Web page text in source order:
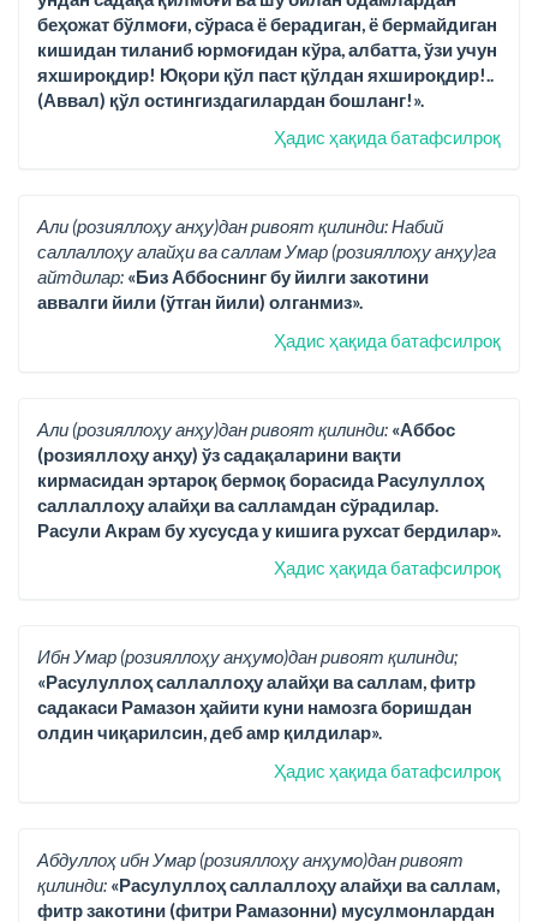
беҳожат бўлмоғи, сўраса ё берадиган, ё бермайдиган
кишидан тиланиб юрмоғидан кўра, албатта, ўзи учун
яхшироқдир! Юқори қўл паст қўлдан яхшироқдир!..
(Аввал) қўл остингиздагилардан бошланг!».
Ҳадис ҳақида батафсилроқ
Али (розияллоҳу анҳу)дан ривоят қилинди: Набий
саллаллоҳу алайҳи ва саллам Умар (розияллоҳу анҳу)га
айтдилар: «Биз Аббоснинг бу йилги закотини
аввалги йили (ўтган йили) олганмиз».
Ҳадис ҳақида батафсилроқ
Али (розияллоҳу анҳу)дан ривоят қилинди: «Аббос
(розияллоҳу анҳу) ўз садақаларини вақти
кирмасидан эртароқ бермоқ борасида Расулуллоҳ
саллаллоҳу алайҳи ва салламдан сўрадилар.
Расули Акрам бу хусусда у кишига рухсат бердилар».
Ҳадис ҳақида батафсилроқ
Ибн Умар (розияллоҳу анҳумо)дан ривоят қилинди;
«Расулуллоҳ саллаллоҳу алайҳи ва саллам, фитр
садакаси Рамазон ҳайити куни намозга боришдан
олдин чиқарилсин, деб амр қилдилар».
Ҳадис ҳақида батафсилроқ
Абдуллоҳ ибн Умар (розияллоҳу анҳумо)дан ривоят
қилинди: «Расулуллоҳ саллаллоҳу алайҳи ва саллам,
фитр закотини (фитри Рамазонни) мусулмонлардан